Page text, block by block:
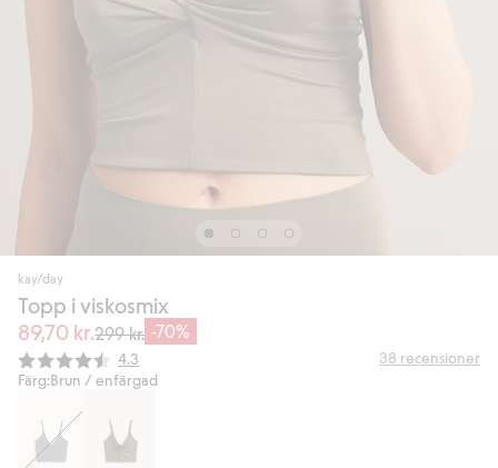
kay/day
Topp i viskosmix
89,70 kr.299 kr. -70%
Snittbetyg:
4.3 38 recensioner
Färg:Brun / enfärgad